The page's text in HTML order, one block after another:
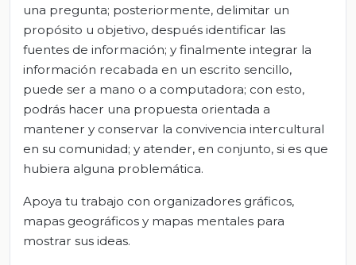
una pregunta; posteriormente, delimitar un
propósito u objetivo, después identificar las
fuentes de información; y finalmente integrar la
información recabada en un escrito sencillo,
puede ser a mano o a computadora; con esto,
podrás hacer una propuesta orientada a
mantener y conservar la convivencia intercultural
en su comunidad; y atender, en conjunto, si es que
hubiera alguna problemática.
Apoya tu trabajo con organizadores gráficos,
mapas geográficos y mapas mentales para
mostrar sus ideas.